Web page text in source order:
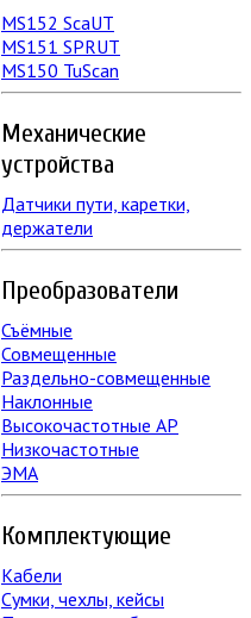
MS152 SсaUT
MS151 SPRUT
MS150 TuScan
Механические
устройства
Датчики пути, каретки,
держатели
Преобразователи
Съёмные
Совмещенные
Раздельно-совмещенные
Наклонные
Высокочастотные АР
Низкочастотные
ЭМА
Комплектующие
Кабели
Сумки, чехлы, кейсы